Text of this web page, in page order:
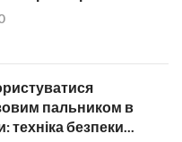
пальником в
техніка безпеки...